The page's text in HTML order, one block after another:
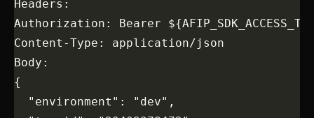
Headers:
Authorization: Bearer
Content-Type: application/json
Body:
{
  "environment": "dev",